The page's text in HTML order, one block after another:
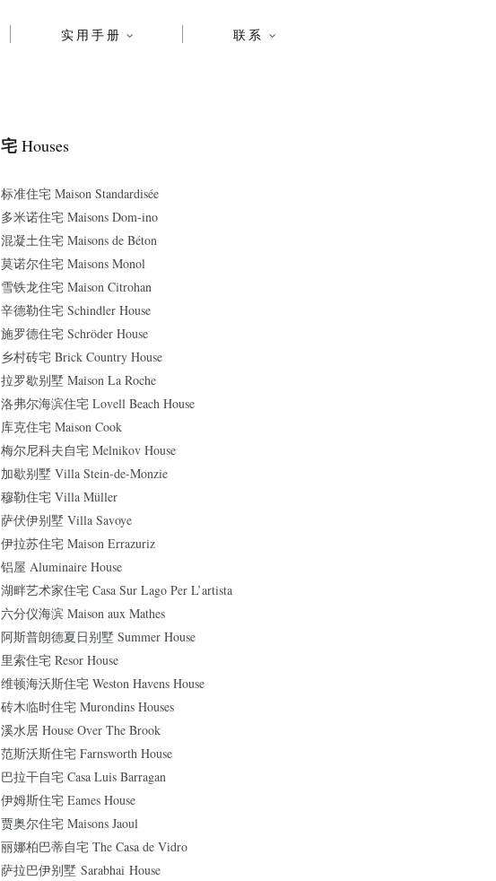
实用手册 联系
宅 Houses
标准住宅 Maison Standardisée
多米诺住宅 Maisons Dom-ino
混凝土住宅 Maisons de Béton
莫诺尔住宅 Maisons Monol
雪铁龙住宅 Maison Citrohan
辛德勒住宅 Schindler House
施罗德住宅 Schröder House
乡村砖宅 Brick Country House
拉罗歇别墅 Maison La Roche
洛弗尔海滨住宅 Lovell Beach House
库克住宅 Maison Cook
梅尔尼科夫自宅 Melnikov House
加歇别墅 Villa Stein-de-Monzie
穆勒住宅 Villa Müller
萨伏伊别墅 Villa Savoye
伊拉苏住宅 Maison Errazuriz
铝屋 Aluminaire House
湖畔艺术家住宅 Casa Sur Lago Per L’artista
六分仪海滨 Maison aux Mathes
阿斯普朗德夏日别墅 Summer House
里索住宅 Resor House
维顿海沃斯住宅 Weston Havens House
砖木临时住宅 Murondins Houses
溪水居 House Over The Brook
范斯沃斯住宅 Farnsworth House
巴拉干自宅 Casa Luis Barragan
伊姆斯住宅 Eames House
贾奥尔住宅 Maisons Jaoul
丽娜柏巴蒂自宅 The Casa de Vidro
萨拉巴伊别墅 Sarabhai House